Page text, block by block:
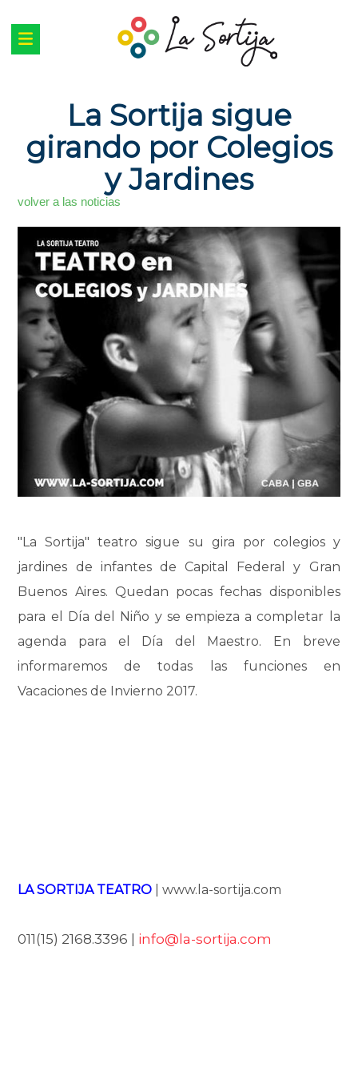
La Sortija sigue
girando por Colegios
y Jardines
volver a las noticias
"La Sortija" teatro sigue su gira por colegios y
jardines de infantes de Capital Federal y Gran
Buenos Aires. Quedan pocas fechas disponibles
para el Día del Niño y se empieza a completar la
agenda para el Día del Maestro. En breve
informaremos de todas las funciones en
Vacaciones de Invierno 2017.
LA SORTIJA TEATRO | www.la-sortija.com
011(15) 2168.3396 | info@la-sortija.com